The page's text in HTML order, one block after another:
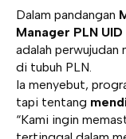
Dalam pandangan
Manager PLN
adalah
di tubuh PLN.
Ia menyebut,
tapi tentang
“Kami ingin